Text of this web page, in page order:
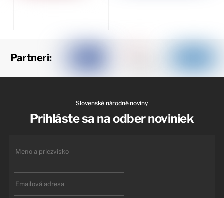
Partneri:
Slovenské národné noviny
Prihláste sa na odber noviniek